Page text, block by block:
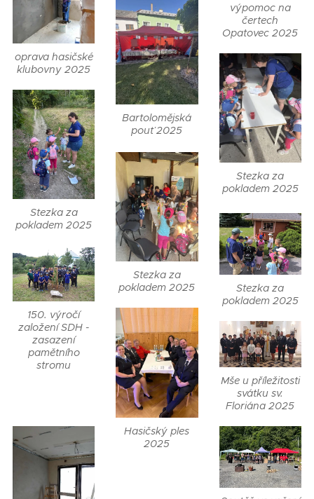
výpomoc na
čertech
Opatovec 2025
oprava hasičské
klubovny 2025
Bartolomějská
pouť 2025
Stezka za
pokladem 2025
Stezka za
pokladem 2025
Stezka za
pokladem 2025
Stezka za
pokladem 2025
150. výročí
založení SDH -
zasazení
pamětního
stromu
Hasičský ples
2025
Mše u příležitosti
svátku sv.
Floriána 2025
Ukliďme Česko
Kompletní
hasičský sbor v